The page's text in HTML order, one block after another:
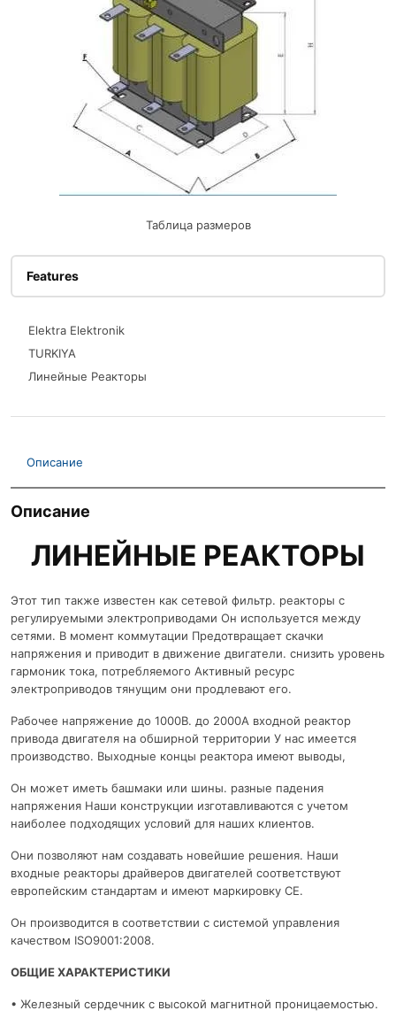
Таблица размеров
Features
Elektra Elektronik
TURKIYA
Линейные Реакторы
Описание
Описание
ЛИНЕЙНЫЕ РЕАКТОРЫ
Этот тип также известен как сетевой фильтр. реакторы с
регулируемыми электроприводами Он используется между
сетями. В момент коммутации Предотвращает скачки
напряжения и приводит в движение двигатели. снизить уровень
гармоник тока, потребляемого Активный ресурс
электроприводов тянущим они продлевают его.
Рабочее напряжение до 1000В. до 2000А входной реактор
привода двигателя на обширной территории У нас имеется
производство. Выходные концы реактора имеют выводы,
Он может иметь башмаки или шины. разные падения
напряжения Наши конструкции изготавливаются с учетом
наиболее подходящих условий для наших клиентов.
Они позволяют нам создавать новейшие решения. Наши
входные реакторы драйверов двигателей соответствуют
европейским стандартам и имеют маркировку CE.
Он производится в соответствии с системой управления
качеством ISO9001:2008.
ОБЩИЕ ХАРАКТЕРИСТИКИ
• Железный сердечник с высокой магнитной проницаемостью.